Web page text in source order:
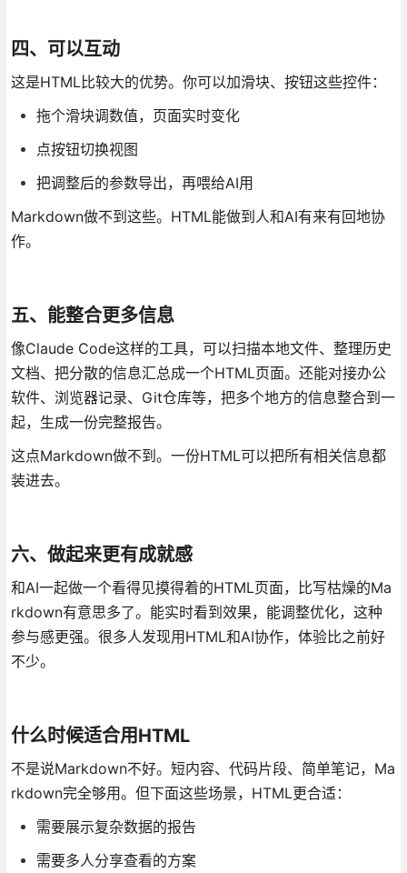
四、可以互动
这是HTML比较大的优势。你可以加滑块、按钮这些控件：
拖个滑块调数值，页面实时变化
点按钮切换视图
把调整后的参数导出，再喂给AI用
Markdown做不到这些。HTML能做到人和AI有来有回地协
作。
五、能整合更多信息
像Claude Code这样的工具，可以扫描本地文件、整理历史
文档、把分散的信息汇总成一个HTML页面。还能对接办公
软件、浏览器记录、Git仓库等，把多个地方的信息整合到一
起，生成一份完整报告。
这点Markdown做不到。一份HTML可以把所有相关信息都
装进去。
六、做起来更有成就感
和AI一起做一个看得见摸得着的HTML页面，比写枯燥的Ma
rkdown有意思多了。能实时看到效果，能调整优化，这种
参与感更强。很多人发现用HTML和AI协作，体验比之前好
不少。
什么时候适合用HTML
不是说Markdown不好。短内容、代码片段、简单笔记，Ma
rkdown完全够用。但下面这些场景，HTML更合适：
需要展示复杂数据的报告
需要多人分享查看的方案